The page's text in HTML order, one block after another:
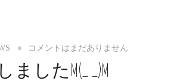
コメントはまだありません
したM(_ _)M